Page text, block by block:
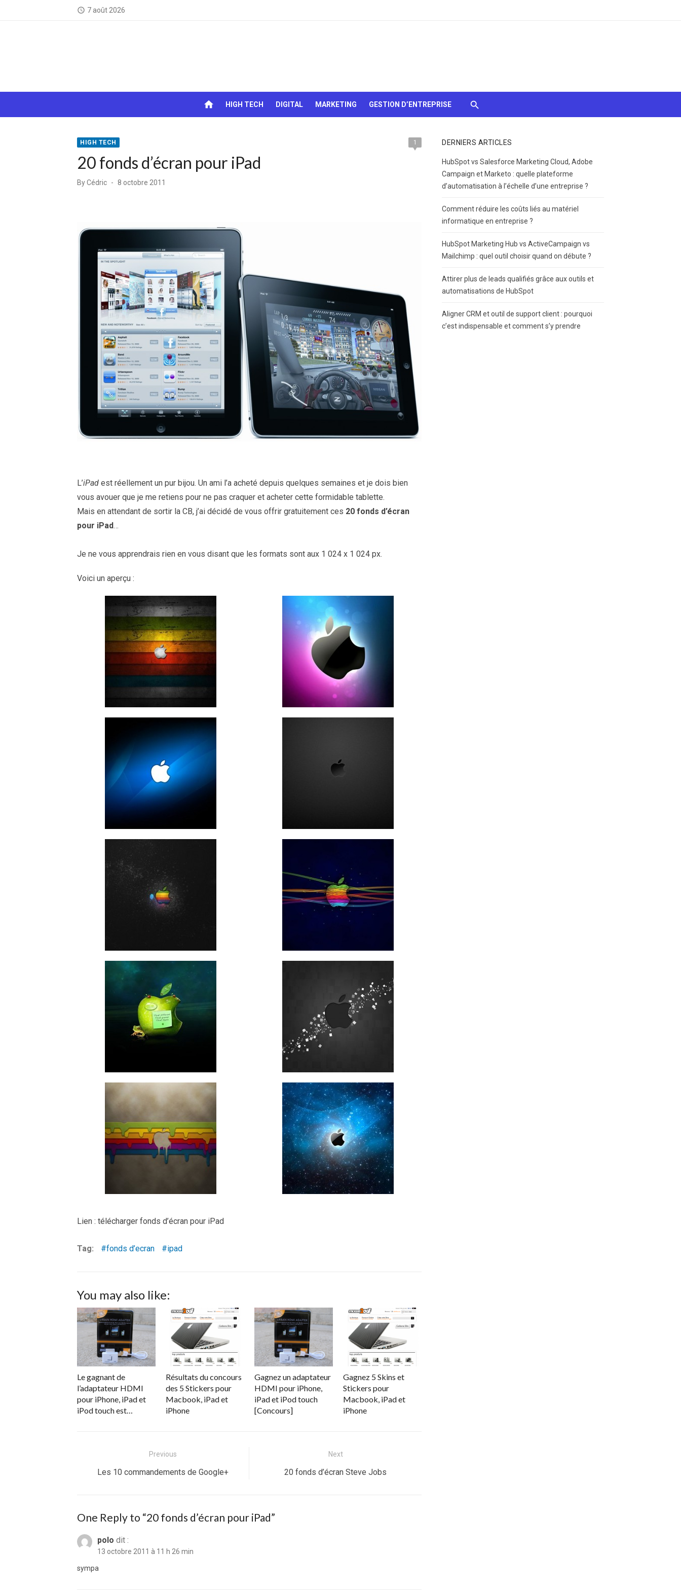
access_time 7 août 2026
chocolats…
home HIGH TECH DIGITAL MARKETING GESTION D’ENTREPRISE
HIGH TECH 1
20 fonds d’écran pour iPad
ByCédric
Posted
8 octobre 2011
L’iPad est réellement un pur bijou. Un ami l’a acheté depuis quelques semaines et je dois bien
vous avouer que je me retiens pour ne pas craquer et acheter cette formidable tablette.
Mais en attendant de sortir la CB, j’ai décidé de vous offrir gratuitement ces 20 fonds d’écran
pour iPad…
Je ne vous apprendrais rien en vous disant que les formats sont aux 1 024 x 1 024 px.
Voici un aperçu :
Lien : télécharger fonds d’écran pour iPad
Tag: fonds d’ecran ipad
You may also like:
Le gagnant de
l’adaptateur HDMI
pour iPhone, iPad et
iPod touch est…
Résultats du concours
des 5 Stickers pour
Macbook, iPad et
iPhone
Gagnez un adaptateur
HDMI pour iPhone,
iPad et iPod touch
[Concours]
Gagnez 5 Skins et
Stickers pour
Macbook, iPad et
iPhone
Previous
Previous
Les 10 commandements de Google+
Next
Next
20 fonds d’écran Steve Jobs
One Reply to “20 fonds d’écran pour iPad”
polo dit :
13 octobre 2011 à 11 h 26 min
sympa
DERNIERS ARTICLES
HubSpot vs Salesforce Marketing Cloud, Adobe
Campaign et Marketo : quelle plateforme
d’automatisation à l’échelle d’une entreprise ?
Comment réduire les coûts liés au matériel
informatique en entreprise ?
HubSpot Marketing Hub vs ActiveCampaign vs
Mailchimp : quel outil choisir quand on débute ?
Attirer plus de leads qualifiés grâce aux outils et
automatisations de HubSpot
Aligner CRM et outil de support client : pourquoi
c’est indispensable et comment s’y prendre